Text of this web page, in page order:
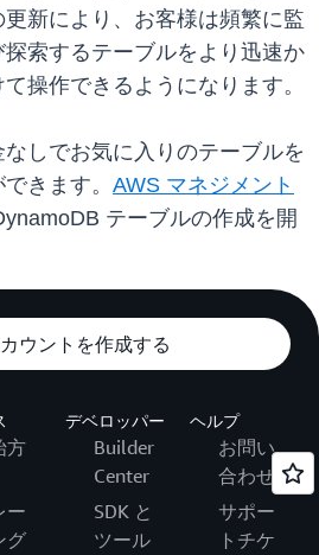
新により、お客様は頻繁に監
索するテーブルをより迅速か
操作できるようになります。
しでお気に入りのテーブルを
きます。 AWS マネジメント
テーブルの作成を開
ウントを作成する
方
ー
グ
デベロッパー
Builder
Center
SDK と
ツール
ヘルプ
お問い
合わせ
サポー
トチケ